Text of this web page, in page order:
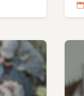
